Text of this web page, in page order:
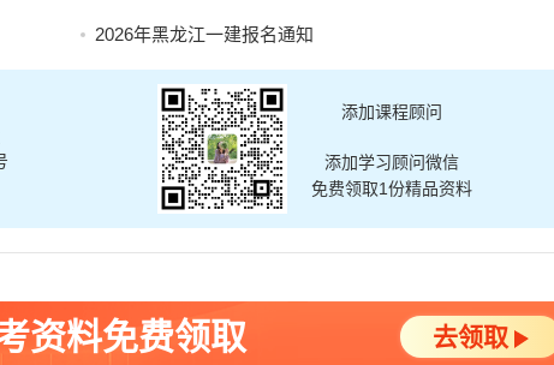
2026年黑龙江一建报名通知
添加课程顾问
添加学习顾问微信
免费领取1份精品资料
资料免费领取 去领取